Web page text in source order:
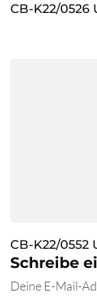
CB-K22/0526
CB-K22/0552
Schreibe
Deine E-Mail-